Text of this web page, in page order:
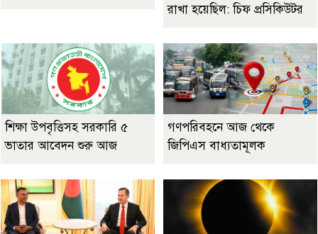
রাখা হয়েছিল: চিফ প্রসিকিউটর
শিক্ষা উপবৃত্তিসহ সরকারি ৫
ভাতার আবেদন শুরু আজ
গণপরিবহনে আজ থেকে
জিপিএস বাধ্যতামূলক